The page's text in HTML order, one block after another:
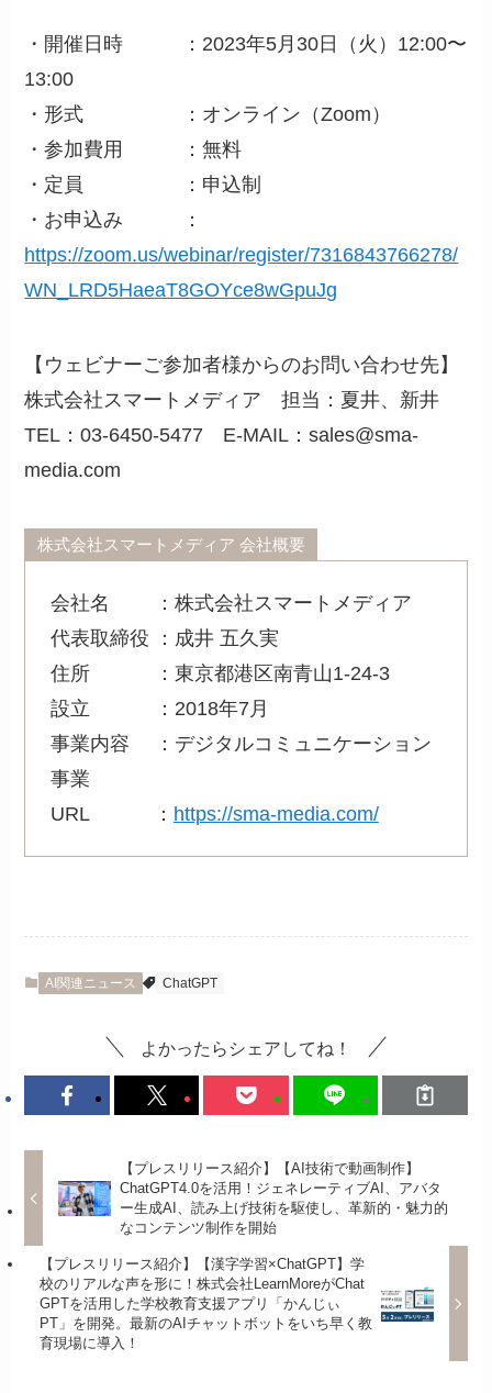
・開催日時 ：2023年5月30日（火）12:00〜
13:00
・形式 ：オンライン（Zoom）
・参加費用 ：無料
・定員 ：申込制
・お申込み ：
https://zoom.us/webinar/register/7316843766278/
WN_LRD5HaeaT8GOYce8wGpuJg
【ウェビナーご参加者様からのお問い合わせ先】
株式会社スマートメディア 担当：夏井、新井
TEL：03-6450-5477 E-MAIL：sales@sma-
media.com
株式会社スマートメディア 会社概要
会社名 ：株式会社スマートメディア
代表取締役 ：成井 五久実
住所 ：東京都港区南青山1-24-3
設立 ：2018年7月
事業内容 ：デジタルコミュニケーション
事業
URL ： https://sma-media.com/
AI関連ニュース ChatGPT
よかったらシェアしてね！
【プレスリリース紹介】【AI技術で動画制作】
ChatGPT4.0を活用！ジェネレーティブAI、アバタ
ー生成AI、読み上げ技術を駆使し、革新的・魅力的
なコンテンツ制作を開始
【プレスリリース紹介】【漢字学習×ChatGPT】学
校のリアルな声を形に！株式会社LearnMoreがChat
GPTを活用した学校教育支援アプリ「かんじぃ
PT」を開発。最新のAIチャットボットをいち早く教
育現場に導入！